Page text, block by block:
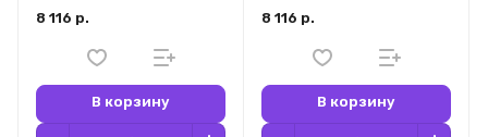
8 116 р.
В корзину
8 116 р.
В корзину